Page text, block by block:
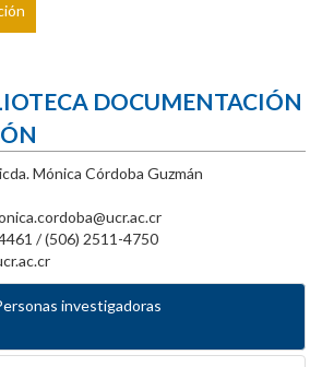
DOCUMENTACIÓN
Mónica Córdoba Guzmán
/ (506) 2511-4750
investigadoras